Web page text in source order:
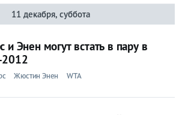
11 декабря, суббота
и Энен могут встать в пару в
Жюстин Энен WTA